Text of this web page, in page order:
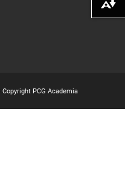
PCG Academia
Pobierz